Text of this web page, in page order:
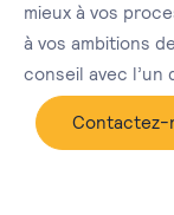
mieux à vos
à vos ambitions
conseil avec l’un
Contactez-